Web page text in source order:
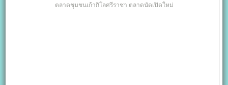
ตลาดชุมชนเก้ากิโลศรีราชา ตลาดนัดเปิดใหม่